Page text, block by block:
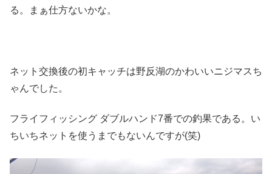
る。まぁ仕方ないかな。
ネット交換後の初キャッチは野反湖のかわいいニジマスち
ゃんでした。
フライフィッシング ダブルハンド7番での釣果である。い
ちいちネットを使うまでもないんですが(笑)